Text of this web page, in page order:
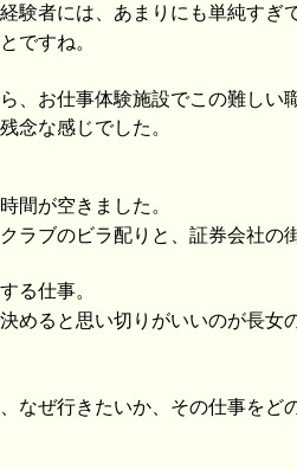
験者には、あまりにも単純すぎ
ですね。
、お仕事体験施設でこの難し
念な感じでした。
間が空きました。
ラブのビラ配りと、証券会社の
る仕事。
めると思い切りがいいのが長女
なぜ行きたいか、その仕事をど